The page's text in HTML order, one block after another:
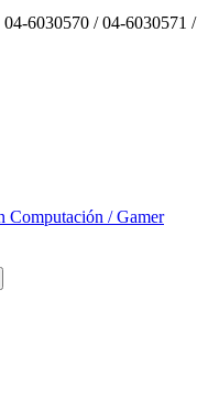
04-6030570 / 04-6030571 /